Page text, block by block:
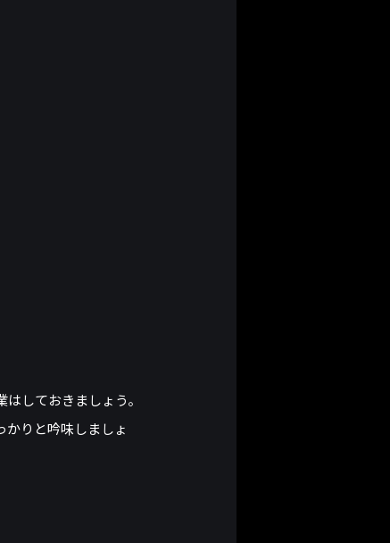
しておきましょう。
りと吟味しましょ